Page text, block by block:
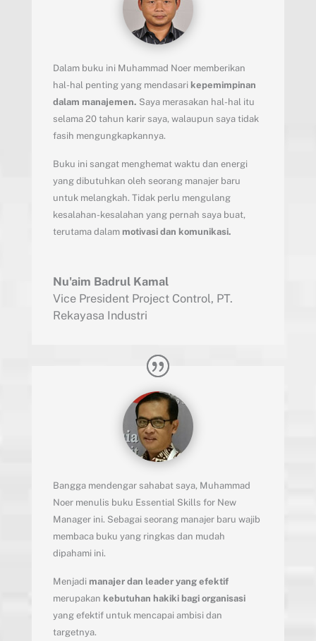
Dalam buku ini Muhammad Noer memberikan
hal-hal penting yang mendasari kepemimpinan
dalam manajemen. Saya merasakan hal-hal itu
selama 20 tahun karir saya, walaupun saya tidak
fasih mengungkapkannya.
Buku ini sangat menghemat waktu dan energi
yang dibutuhkan oleh seorang manajer baru
untuk melangkah. Tidak perlu mengulang
kesalahan-kesalahan yang pernah saya buat,
terutama dalam motivasi dan komunikasi.
Nu'aim Badrul Kamal
Vice President Project Control, PT.
Rekayasa Industri
Bangga mendengar sahabat saya, Muhammad
Noer menulis buku Essential Skills for New
Manager ini. Sebagai seorang manajer baru wajib
membaca buku yang ringkas dan mudah
dipahami ini.
Menjadi manajer dan leader yang efektif
merupakan kebutuhan hakiki bagi organisasi
yang efektif untuk mencapai ambisi dan
targetnya.